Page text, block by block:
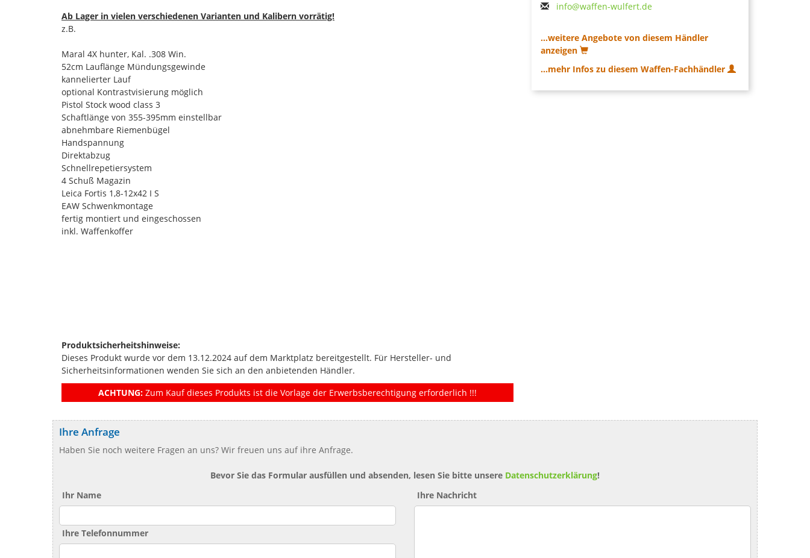
Ab Lager in vielen verschiedenen Varianten und Kalibern vorrätig!
z.B.
Maral 4X hunter, Kal. .308 Win.
52cm Lauflänge Mündungsgewinde
kannelierter Lauf
optional Kontrastvisierung möglich
Pistol Stock wood class 3
Schaftlänge von 355-395mm einstellbar
abnehmbare Riemenbügel
Handspannung
Direktabzug
Schnellrepetiersystem
4 Schuß Magazin
Leica Fortis 1,8-12x42 I S
EAW Schwenkmontage
fertig montiert und eingeschossen
inkl. Waffenkoffer
Produktsicherheitshinweise:
Dieses Produkt wurde vor dem 13.12.2024 auf dem Marktplatz bereitgestellt. Für Hersteller- und
Sicherheitsinformationen wenden Sie sich an den anbietenden Händler.
ACHTUNG: Zum Kauf dieses Produkts ist die Vorlage der Erwerbsberechtigung erforderlich !!!
info@waffen-wulfert.de
...weitere Angebote von diesem Händler
anzeigen
...mehr Infos zu diesem Waffen-Fachhändler
Ihre Anfrage
Haben Sie noch weitere Fragen an uns? Wir freuen uns auf ihre Anfrage.
Bevor Sie das Formular ausfüllen und absenden, lesen Sie bitte unsere Datenschutzerklärung!
Ihr Name
Ihre Telefonnummer
Ihre Nachricht